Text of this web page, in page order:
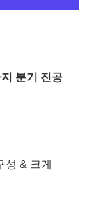
분기 진공
성 & 크게